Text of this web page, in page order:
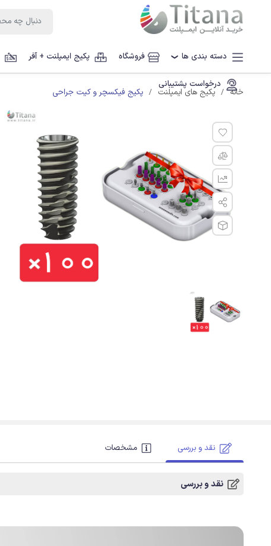
دسته بندی ها ❯ فروشگاه پکیج ایمپلنت + آفر
درخواست پشتیبانی
خانه پکیج های ایمپلنت پکیج فیکسچر و کیت جراحی
نقد و بررسی مشخصات
نقد و بررسی